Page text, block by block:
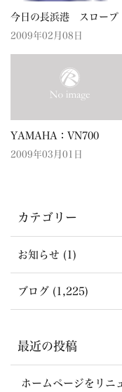
今日の長浜港 スロープ
2009年02月08日
YAMAHA：VN700
2009年03月01日
カテゴリー
お知らせ (1)
ブログ (1,225)
最近の投稿
ホームページをリニ